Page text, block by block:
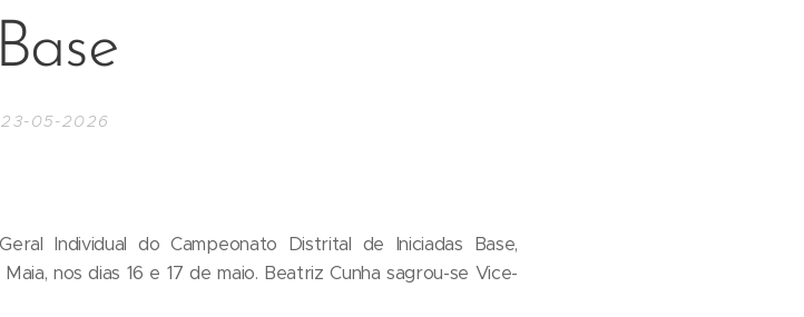
Base
23-05-2026
Individual do Campeonato Distrital de Iniciadas Base,
nos dias 16 e 17 de maio. Beatriz Cunha sagrou-se Vice-